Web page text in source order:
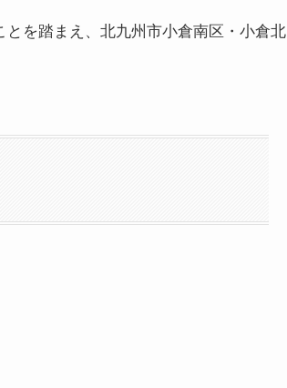
を踏まえ、北九州市小倉南区・小倉北